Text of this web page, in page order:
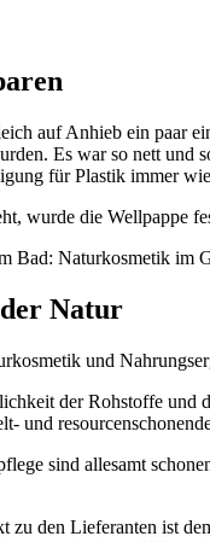
auf Anhieb ein paar
Es war so nett und
für Plastik immer
wurde die Wellpappe
Natur
und
und
sind allesamt
zu den Lieferanten ist